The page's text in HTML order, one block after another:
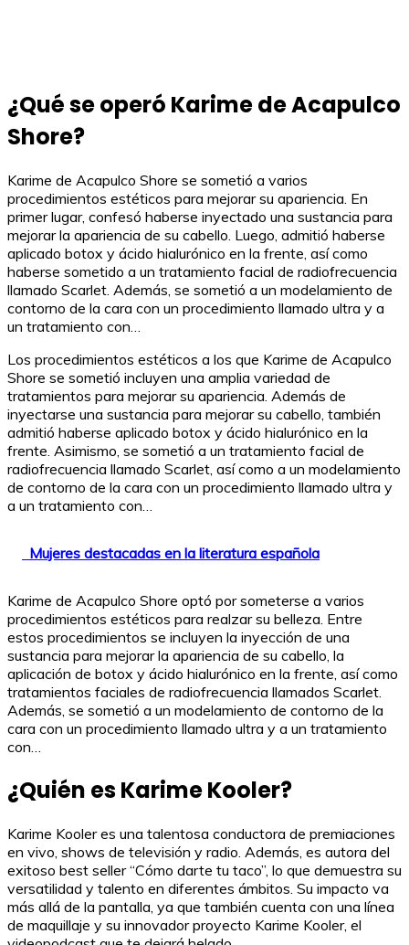
¿Qué se operó Karime de Acapulco
Shore?
Karime de Acapulco Shore se sometió a varios
procedimientos estéticos para mejorar su apariencia. En
primer lugar, confesó haberse inyectado una sustancia para
mejorar la apariencia de su cabello. Luego, admitió haberse
aplicado botox y ácido hialurónico en la frente, así como
haberse sometido a un tratamiento facial de radiofrecuencia
llamado Scarlet. Además, se sometió a un modelamiento de
contorno de la cara con un procedimiento llamado ultra y a
un tratamiento con…
Los procedimientos estéticos a los que Karime de Acapulco
Shore se sometió incluyen una amplia variedad de
tratamientos para mejorar su apariencia. Además de
inyectarse una sustancia para mejorar su cabello, también
admitió haberse aplicado botox y ácido hialurónico en la
frente. Asimismo, se sometió a un tratamiento facial de
radiofrecuencia llamado Scarlet, así como a un modelamiento
de contorno de la cara con un procedimiento llamado ultra y
a un tratamiento con…
Mujeres destacadas en la literatura española
Karime de Acapulco Shore optó por someterse a varios
procedimientos estéticos para realzar su belleza. Entre
estos procedimientos se incluyen la inyección de una
sustancia para mejorar la apariencia de su cabello, la
aplicación de botox y ácido hialurónico en la frente, así como
tratamientos faciales de radiofrecuencia llamados Scarlet.
Además, se sometió a un modelamiento de contorno de la
cara con un procedimiento llamado ultra y a un tratamiento
con…
¿Quién es Karime Kooler?
Karime Kooler es una talentosa conductora de premiaciones
en vivo, shows de televisión y radio. Además, es autora del
exitoso best seller “Cómo darte tu taco”, lo que demuestra su
versatilidad y talento en diferentes ámbitos. Su impacto va
más allá de la pantalla, ya que también cuenta con una línea
de maquillaje y su innovador proyecto Karime Kooler, el